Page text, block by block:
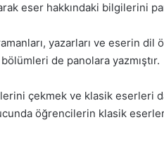
eser hakkındaki bilgilerini
yazarları ve eserin dil
de panolara yazmıştır.
çekmek ve klasik eserleri
öğrencilerin klasik